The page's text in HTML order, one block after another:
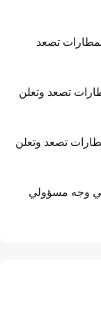
تصعد
تصعد وتعلن
تصعد وتعلن
وجه مسؤولي